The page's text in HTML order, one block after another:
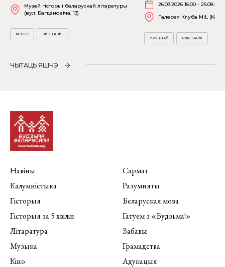
Музей гісторыі беларускай літаратуры
(вул. Багдановіча, 13)
МІНСК ВЫСТАВЫ
26.03.2026 16:00 -
Галерэя Клуба MiL
УРОЦЛАЎ ВЫСТАВЫ
ЧЫТАЦЬ ЯШЧЭ
Навіны
Калумністыка
Гісторыя
Гісторыя за 5 хвілін
Літаратура
Музыка
Кіно
Сармат
Разумняты
Беларуская мова
Гатуем з «Будзьма!»
Забавы
Грамадства
Адукацыя